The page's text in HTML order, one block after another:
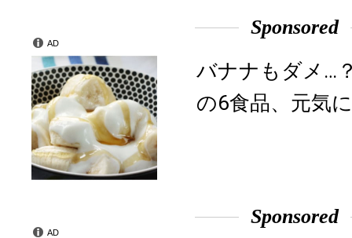
Sponsored
バナナもダメ…
の6食品、元気
AD
Sponsored
AD